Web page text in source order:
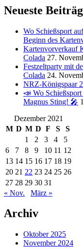
Neueste
Wo Schießsport
Beginn des
Kartenvorverkauf
Colada 27.
Festzeltparty mit
Colada 24.
NRZ-Königspaar
📣 Wo
Magnus Sting! 🎤
Dezember 2021
M D M D F S
S
1
2 3 4
5
6
7 8 9 10 11 12
13 14 15 16 17 18 19
20 21 22 23 24 25 26
27 28 29 30 31
« Nov.
März »
Archiv
Oktober 2025
November 2024